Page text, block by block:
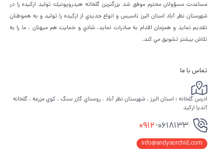
مساعدت مسؤولان محترم موفق شد بزرگترين گلخانه هيدروپونيك توليد اركيده را در
شهرستان نظر آباد استان البرز تاسيس و انواع جديدي از اركيده را توليد و به هموطنان
تقديم نمايد و همزمان اقدام به صادرات نمايد. شادي و حمايت هم ميهنان ، ما را به
تلاش بيشتر تشويق مي كند.
تماس با ما
ادرس گلخانه : استان البرز ، شهرستان نظر آباد ، روستاي گازر سنگ ، كوي مزرعه ، گلخانه
آنديا اركيد
0912-0618133
info@andyaorchid.com